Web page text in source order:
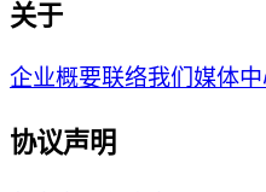
关于
企业概要联络我们 媒体
协议声明